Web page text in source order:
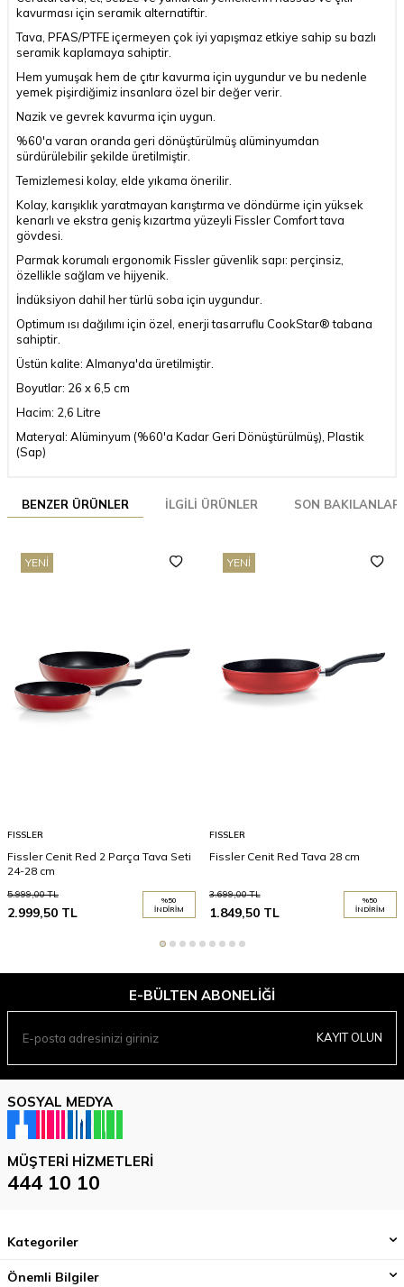
kavurması için seramik alternatiftir.
Tava, PFAS/PTFE içermeyen çok iyi yapışmaz etkiye sahip su bazlı
seramik kaplamaya sahiptir.
Hem yumuşak hem de çıtır kavurma için uygundur ve bu nedenle
yemek pişirdiğimiz insanlara özel bir değer verir.
Nazik ve gevrek kavurma için uygun.
%60'a varan oranda geri dönüştürülmüş alüminyumdan
sürdürülebilir şekilde üretilmiştir.
Temizlemesi kolay, elde yıkama önerilir.
Kolay, karışıklık yaratmayan karıştırma ve döndürme için yüksek
kenarlı ve ekstra geniş kızartma yüzeyli Fissler Comfort tava
gövdesi.
Parmak korumalı ergonomik Fissler güvenlik sapı: perçinsiz,
özellikle sağlam ve hijyenik.
İndüksiyon dahil her türlü soba için uygundur.
Optimum ısı dağılımı için özel, enerji tasarruflu CookStar® tabana
sahiptir.
Üstün kalite: Almanya'da üretilmiştir.
Boyutlar: 26 x 6,5 cm
Hacim: 2,6 Litre
Materyal: Alüminyum (%60'a Kadar Geri Dönüştürülmüş), Plastik
(Sap)
BENZER ÜRÜNLER İLGILI ÜRÜNLER SON BAKILANLAR
YENI
FISSLER
Fissler Cenit Red 2 Parça Tava Seti
24-28 cm
5.999,00TL
2.999,50 TL
%50
İNDIRIM
YENI
FISSLER
Fissler Cenit Red Tava 28 cm
3.699,00TL
1.849,50TL
%50
İNDIRIM
E-BÜLTEN ABONELIĞI
KAYIT OLUN
SOSYAL MEDYA
MÜŞTERI HIZMETLERI
444 10 10
Kategoriler
Önemli Bilgiler